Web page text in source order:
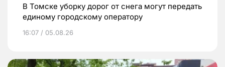
В Томске уборку дорог от снега могут передать
единому городскому оператору
16:07 / 05.08.26